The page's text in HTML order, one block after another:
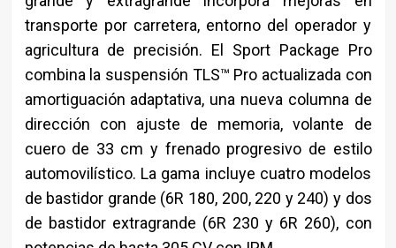
transporte por carretera, entorno del operador y
agricultura de precisión. El Sport Package Pro
combina la suspensión TLS™ Pro actualizada con
amortiguación adaptativa, una nueva columna de
dirección con ajuste de memoria, volante de
cuero de 33 cm y frenado progresivo de estilo
automovilístico. La gama incluye cuatro modelos
de bastidor grande (6R 180, 200, 220 y 240) y dos
de bastidor extragrande (6R 230 y 6R 260), con